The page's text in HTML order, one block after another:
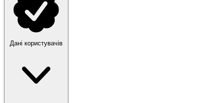
Дані користувачів